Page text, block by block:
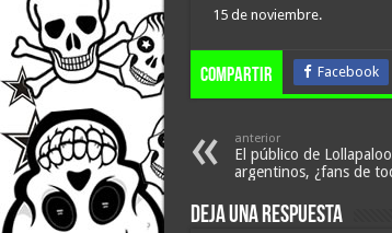
15 de noviembre.
compartir Facebook
anterior
El público de
argentinos, ¿fans de
Deja una respuesta